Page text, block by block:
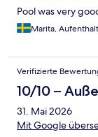
Pool was very
Marita,
Verifizierte
10/10 –
31. Mai 2026
Mit Google